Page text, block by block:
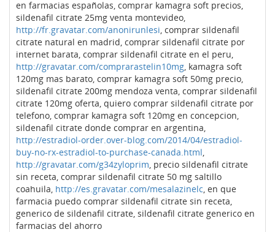
en farmacias españolas, comprar kamagra soft precios,
sildenafil citrate 25mg venta montevideo,
http://fr.gravatar.com/anonirunlesi, comprar sildenafil
citrate natural en madrid, comprar sildenafil citrate por
internet barata, comprar sildenafil citrate en el peru,
http://gravatar.com/comprarastelin10mg, kamagra soft
120mg mas barato, comprar kamagra soft 50mg precio,
sildenafil citrate 200mg mendoza venta, comprar sildenafil
citrate 120mg oferta, quiero comprar sildenafil citrate por
telefono, comprar kamagra soft 120mg en concepcion,
sildenafil citrate donde comprar en argentina,
http://estradiol-order.over-blog.com/2014/04/estradiol-
buy-no-rx-estradiol-to-purchase-canada.html,
http://gravatar.com/g34zyloprim, precio sildenafil citrate
sin receta, comprar sildenafil citrate 50 mg saltillo
coahuila, http://es.gravatar.com/mesalazinelc, en que
farmacia puedo comprar sildenafil citrate sin receta,
generico de sildenafil citrate, sildenafil citrate generico en
farmacias del ahorro